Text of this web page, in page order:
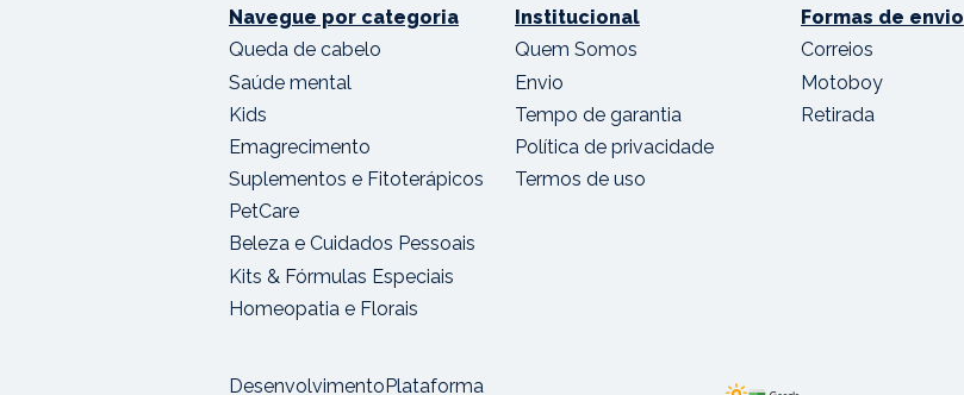
Navegue por categoria
Queda de cabelo
Saúde mental
Kids
Emagrecimento
Suplementos e Fitoterápicos
PetCare
Beleza e Cuidados Pessoais
Kits & Fórmulas Especiais
Homeopatia e Florais
Institucional
Quem Somos
Envio
Tempo de garantia
Política de privacidade
Termos de uso
Formas de envio
Correios
Motoboy
Retirada
DesenvolvimentoPlataforma